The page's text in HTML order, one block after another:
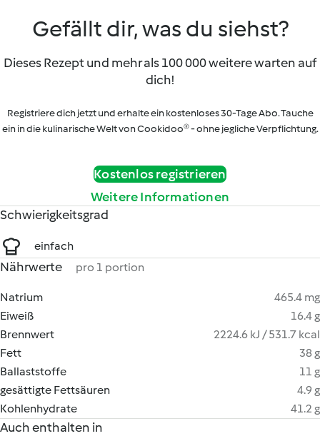
Gefällt dir, was du siehst?
Dieses Rezept und mehr als 100 000 weitere warten auf
dich!
Registriere dich jetzt und erhalte ein kostenloses 30-Tage Abo. Tauche
ein in die kulinarische Welt von Cookidoo® - ohne jegliche Verpflichtung.
Kostenlos registrieren
Weitere Informationen
Schwierigkeitsgrad
einfach
Nährwerte pro 1 portion
Natrium
465.4 mg
Eiweiß
16.4 g
Brennwert
2224.6 kJ / 531.7 kcal
Fett
38 g
Ballaststoffe
11 g
gesättigte Fettsäuren
4.9 g
Kohlenhydrate
41.2 g
Auch enthalten in